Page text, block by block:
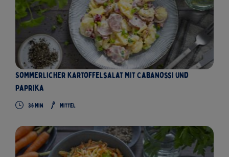
Sommerlicher Kartoffelsalat mit Cabanossi und
Paprika
36Min Mittel